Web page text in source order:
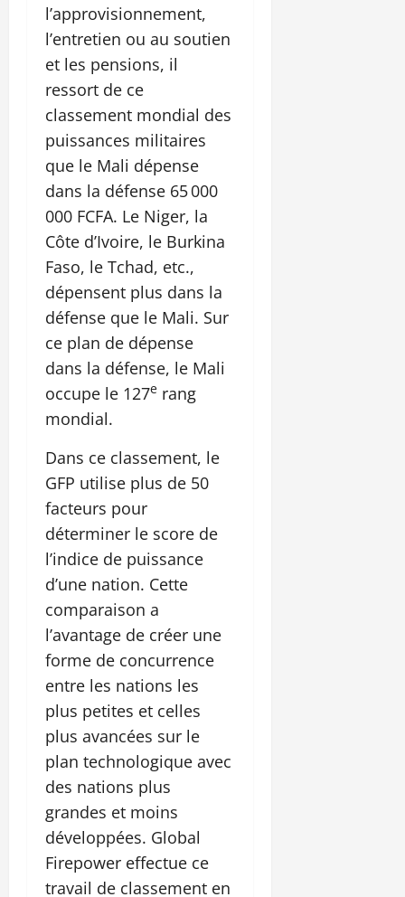
l’approvisionnement,
l’entretien ou au soutien
et les pensions, il
ressort de ce
classement mondial des
puissances militaires
que le Mali dépense
dans la défense 65 000
000 FCFA. Le Niger, la
Côte d’Ivoire, le Burkina
Faso, le Tchad, etc.,
dépensent plus dans la
défense que le Mali. Sur
ce plan de dépense
dans la défense, le Mali
occupe le 127e rang
mondial.
Dans ce classement, le
GFP utilise plus de 50
facteurs pour
déterminer le score de
l’indice de puissance
d’une nation. Cette
comparaison a
l’avantage de créer une
forme de concurrence
entre les nations les
plus petites et celles
plus avancées sur le
plan technologique avec
des nations plus
grandes et moins
développées. Global
Firepower effectue ce
travail de classement en